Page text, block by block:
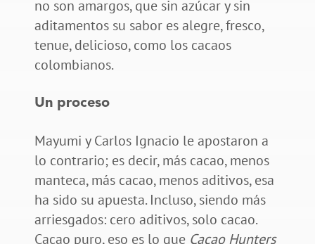
no son amargos, que sin azúcar y sin
aditamentos su sabor es alegre, fresco,
tenue, delicioso, como los cacaos
colombianos.
Un proceso
Mayumi y Carlos Ignacio le apostaron a
lo contrario; es decir, más cacao, menos
manteca, más cacao, menos aditivos, esa
ha sido su apuesta. Incluso, siendo más
arriesgados: cero aditivos, solo cacao.
Cacao puro, eso es lo que Cacao Hunters